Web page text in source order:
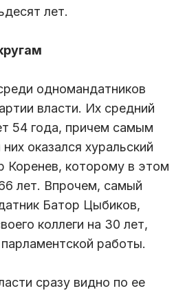
лет.
одномандатников
власти. Их средний
54 года, причем самым
оказался хуральский
Коренев, которому в этом
лет. Впрочем, самый
Батор Цыбиков,
коллеги на 30 лет,
работы.
сразу видно по ее